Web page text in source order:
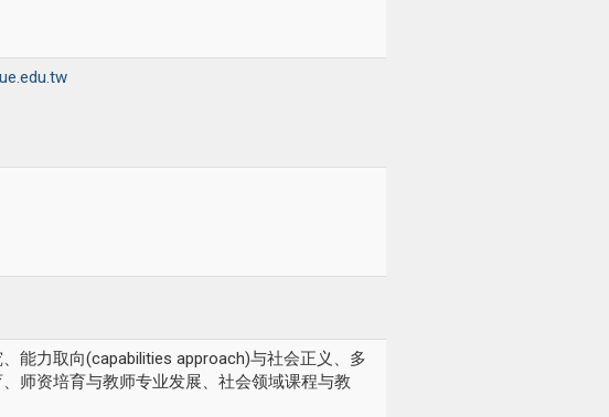
能力取向(capabilities approach)与社会正义、多
师资培育与教师专业发展、社会领域课程与教